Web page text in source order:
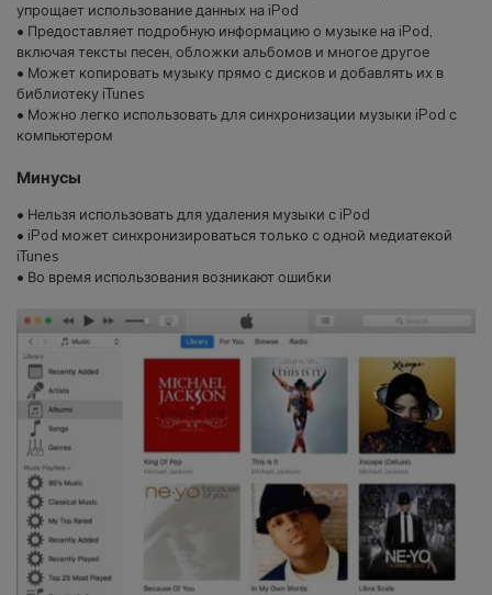
упрощает использование данных на iPod
• Предоставляет подробную информацию о музыке на iPod,
включая тексты песен, обложки альбомов и многое другое
• Может копировать музыку прямо с дисков и добавлять их в
библиотеку iTunes
• Можно легко использовать для синхронизации музыки iPod с
компьютером
Минусы
• Нельзя использовать для удаления музыки с iPod
• iPod может синхронизироваться только с одной медиатекой
iTunes
• Во время использования возникают ошибки